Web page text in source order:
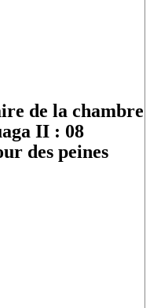
de la chambre
II : 08
des peines